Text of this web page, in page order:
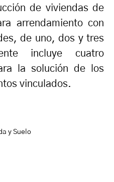
y Suelo
de viviendas de
arrendamiento con
de uno, dos y tres
incluye cuatro
la solución de los
vinculados.